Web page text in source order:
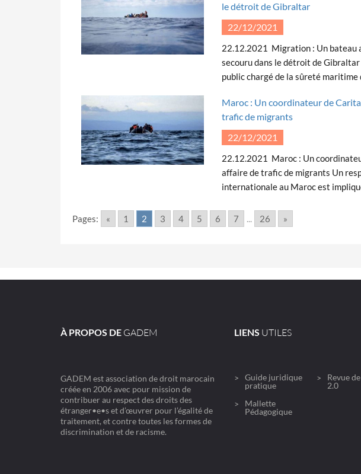
le détroit de Gibraltar
22/12/2021
22.12.2021 Migration : Un bateau
secouru dans le détroit de
public chargé de la sûreté maritime
Maroc : Un coordinateur de
trafic de migrants
22/12/2021
22.12.2021 Maroc : Un
affaire de trafic de migrants Un
internationale au Maroc est
Pages: « 1 2 3 4 5 6 7 ... 26 »
À PROPOS DE GADEM
GADEM est association de droit marocain
créée en 2006 avec pour mission de
contribuer au respect des droits des
étranger•e•s et d’œuvrer pour l’égalité de
traitement, et contre toutes les formes de
discrimination et de racisme.
LIENS UTILES
Guide juridique
pratique
Mallette
Pédagogique
Revue
2.0